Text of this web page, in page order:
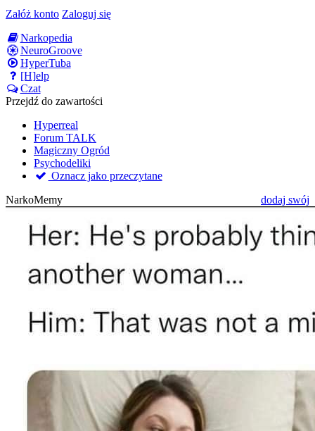
Załóż konto Zaloguj się
Narkopedia
NeuroGroove
HyperTuba
[H]elp
Czat
Przejdź do zawartości
Hyperreal
Forum TALK
Magiczny Ogród
Psychodeliki
Oznacz jako przeczytane
NarkoMemy
dodaj swój